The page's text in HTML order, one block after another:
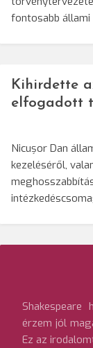
fontosabb
Kihirdette
elfogadott
Nicușor Dan
kezeléséről,
érzem jól
Ez az